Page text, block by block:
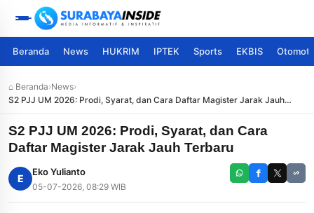
Beranda News HUKRIM IPTEK Sports EKBIS
⌂ Beranda›News›
S2 PJJ UM 2026: Prodi, Syarat, dan Cara Daftar Magister Jarak Jauh
Terbaru
S2 PJJ UM 2026: Prodi, Syarat, dan Cara
Daftar Magister Jarak Jauh Terbaru
E
Eko Yulianto
05-07-2026, 08:29 WIB